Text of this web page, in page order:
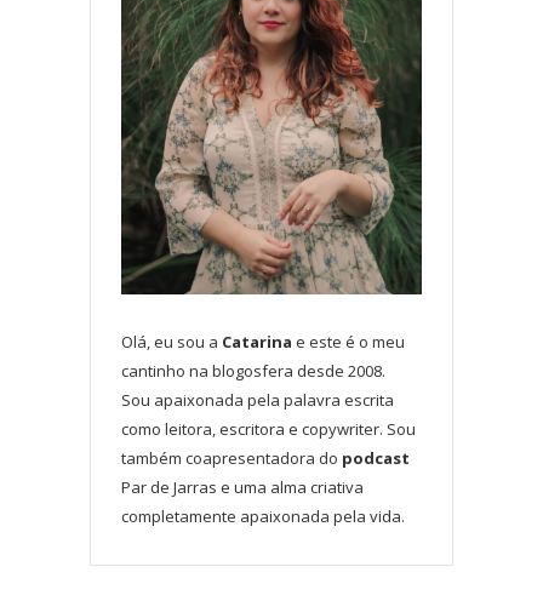
Olá, eu sou a Catarina e este é o meu
cantinho na blogosfera desde 2008.
Sou apaixonada pela palavra escrita
como leitora, escritora e copywriter. Sou
também coapresentadora do podcast
Par de Jarras e uma alma criativa
completamente apaixonada pela vida.